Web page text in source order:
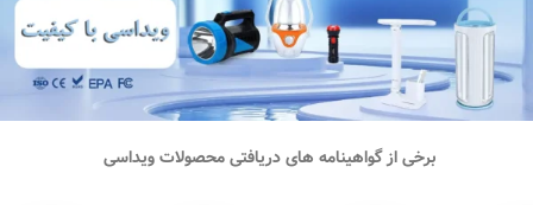
برخی از گواهینامه های دریافتی محصولات ویداسی